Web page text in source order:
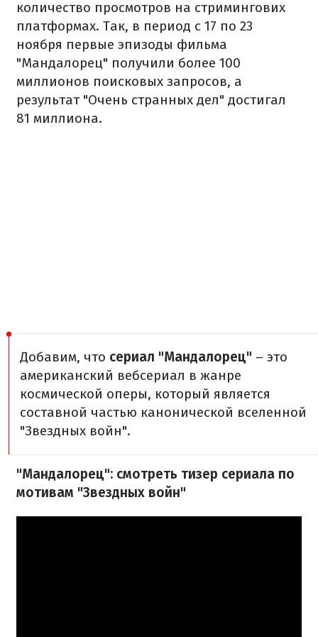
количество просмотров на стримингових
платформах. Так, в период с 17 по 23
ноября первые эпизоды фильма
"Мандалорец" получили более 100
миллионов поисковых запросов, а
результат "Очень странных дел" достигал
81 миллиона.
Добавим, что сериал "Мандалорец" – это
американский вебсериал в жанре
космической оперы, который является
составной частью канонической вселенной
"Звездных войн".
"Мандалорец": смотреть тизер сериала по
мотивам "Звездных войн"